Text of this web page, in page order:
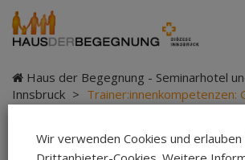
Haus der Begegnung - Seminarhotel
Innsbruck > Trainer:innenkompetenzen:
Wir verwenden Cookies und